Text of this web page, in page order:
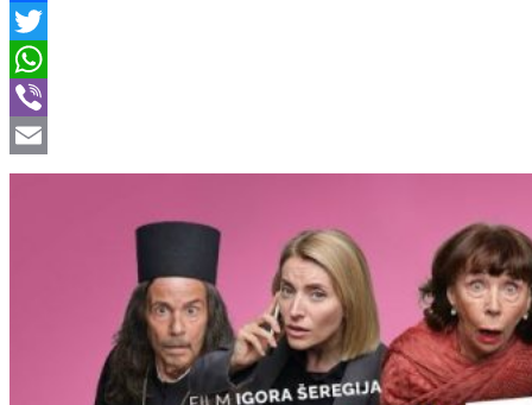
Facebook
Twitter
WhatsApp
Viber
Email